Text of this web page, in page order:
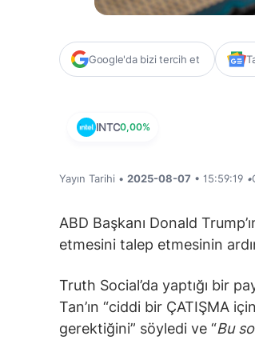
Google'da bizi tercih et
INTC0,00%
Yayın Tarihi • 2025-08-07 • 15:59:19 •
ABD Başkanı Donald
etmesini talep etmesinin
Truth Social’da yaptığı bir
Tan’ın “ciddi bir ÇATIŞMA
gerektiğini” söyledi ve “Bu